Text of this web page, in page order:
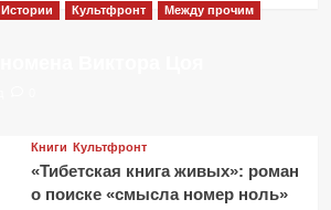
Истории Культфронт
Между прочим
Книги Культфронт
«Тибетская книга живых»: роман
о поиске «смысла номер ноль»